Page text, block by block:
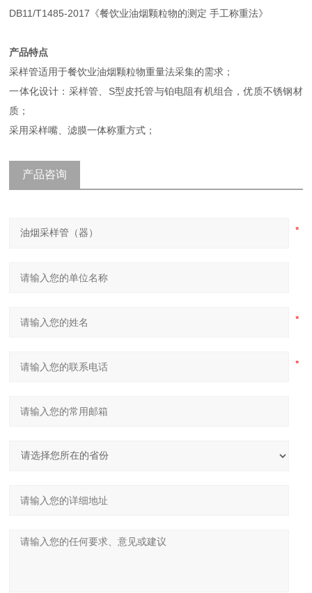
DB11/T1485-2017《餐饮业油烟颗粒物的测定 手工称重法》
产品特点
采样管适用于餐饮业油烟颗粒物重量法采集的需求；
一体化设计：采样管、S型皮托管与铂电阻有机组合，优质不锈钢材
质；
采用采样嘴、滤膜一体称重方式；
产品咨询